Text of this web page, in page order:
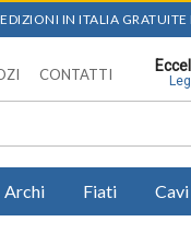
IN ITALIA GRATUITE
CONTATTI
Archi Fiati Cavi